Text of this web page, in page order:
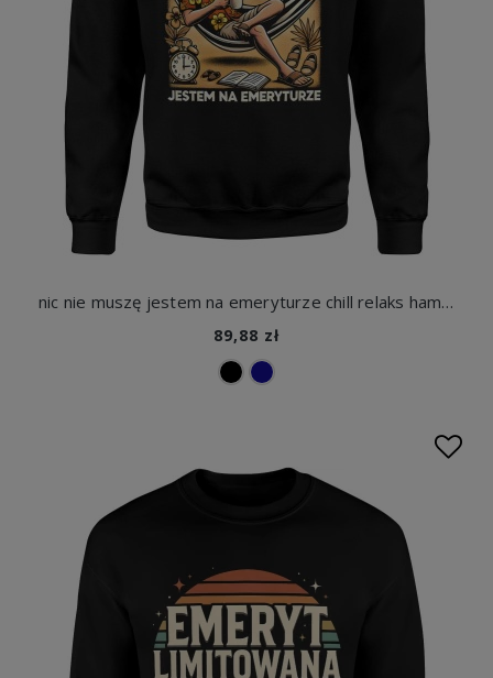
nic nie muszę jestem na emeryturze chill relaks hamak Męska bluza
89,88 zł